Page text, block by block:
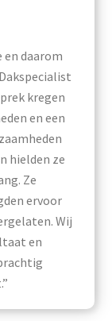
en daarom
kregen
en een
hielden ze
Ze
ervoor
Wij
en